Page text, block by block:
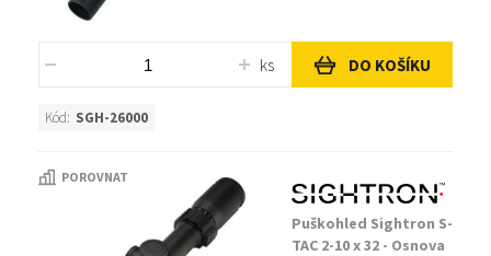
ks DO KOŠÍKU
Kód: SGH-26000
POROVNAT
Puškohled Sightron S-
TAC 2-10 x 32 - Osnova